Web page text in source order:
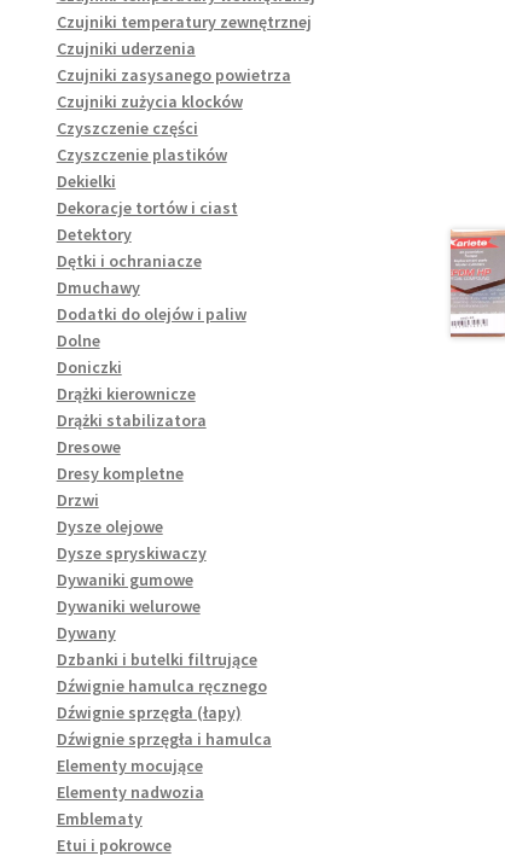
Czujniki temperatury zewnętrznej
Czujniki uderzenia
Czujniki zasysanego powietrza
Czujniki zużycia klocków
Czyszczenie części
Czyszczenie plastików
Dekielki
Dekoracje tortów i ciast
Detektory
Dętki i ochraniacze
Dmuchawy
Dodatki do olejów i paliw
Dolne
Doniczki
Drążki kierownicze
Drążki stabilizatora
Dresowe
Dresy kompletne
Drzwi
Dysze olejowe
Dysze spryskiwaczy
Dywaniki gumowe
Dywaniki welurowe
Dywany
Dzbanki i butelki filtrujące
Dźwignie hamulca ręcznego
Dźwignie sprzęgła (łapy)
Dźwignie sprzęgła i hamulca
Elementy mocujące
Elementy nadwozia
Emblematy
Etui i pokrowce